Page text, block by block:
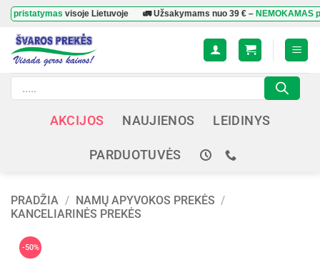
Skip
content
visoje Lietuvoje 🚛 Užsakymams nuo39 €–NEMOKAMAS
Products
search
AKCIJOS NAUJIENOS LEIDINYS
PARDUOTUVĖS
PRADŽIA / NAMŲ APYVOKOS PREKĖS /
KANCELIARINĖS PREKĖS
-50%